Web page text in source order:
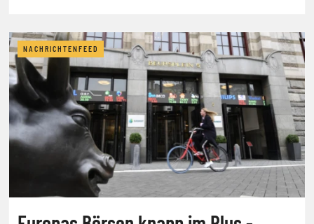
NACHRICHTENFEED